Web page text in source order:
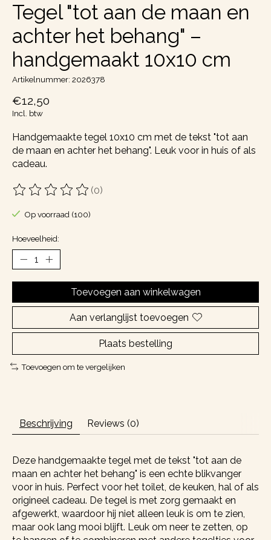
Tegel "tot aan de maan en
achter het behang" –
handgemaakt 10x10 cm
Artikelnummer: 2026378
€12,50
Incl. btw
Handgemaakte tegel 10x10 cm met de tekst "tot aan
de maan en achter het behang". Leuk voor in huis of als
cadeau.
De beoordeling van dit product is
(0)
Op voorraad (100)
Hoeveelheid:
Toevoegen aan winkelwagen
Aan verlanglijst toevoegen
Plaats bestelling
Toevoegen om te vergelijken
Beschrijving Reviews (0)
Deze handgemaakte tegel met de tekst "tot aan de
maan en achter het behang" is een echte blikvanger
voor in huis. Perfect voor het toilet, de keuken, hal of als
origineel cadeau. De tegel is met zorg gemaakt en
afgewerkt, waardoor hij niet alleen leuk is om te zien,
maar ook lang mooi blijft. Leuk om neer te zetten, op